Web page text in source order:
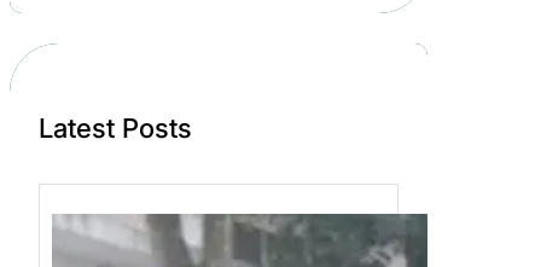
h
Latest Posts